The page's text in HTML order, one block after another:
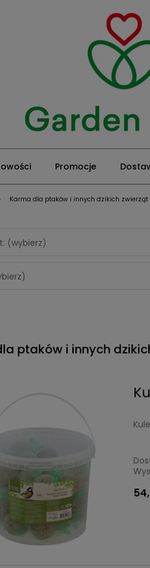
Promocje
Karma dla ptaków i innych dzikich zwierząt
(wybierz)
ptaków i innych